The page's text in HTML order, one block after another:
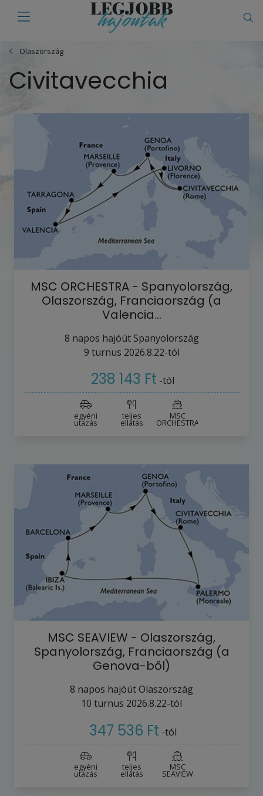
Olaszország
Civitavecchia
MSC ORCHESTRA - Spanyolország,
Olaszország, Franciaország (a
Valencia…
8 napos hajóút Spanyolország
9 turnus 2026.8.22-tól
238 143 Ft -tól
egyéni
utazás
teljes
ellátás
MSC
ORCHESTRA
MSC SEAVIEW - Olaszország,
Spanyolország, Franciaország (a
Genova-ből)
8 napos hajóútOlaszország
10 turnus 2026.8.22-tól
347 536 Ft -tól
egyéni
utazás
teljes
ellátás
MSC
SEAVIEW